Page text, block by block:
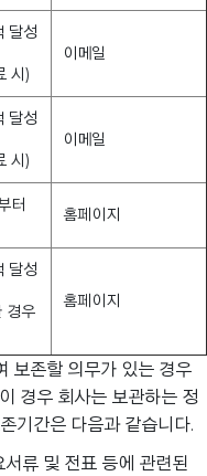
달성
시)
이메일
달성
시)
이메일
터
홈페이지
달성
경우
홈페이지
보존할 의무가 있는 경우
경우 회사는 보관하는 정
기간은 다음과 같습니다.
류 및 전표 등에 관련된